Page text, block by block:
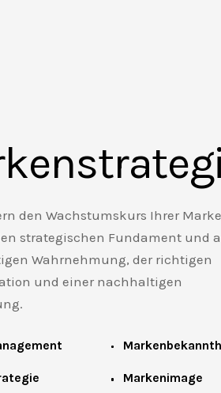
den Wachstumskurs Ihrer
strategischen Fundament und
Wahrnehmung, der richtigen
und einer nachhaltigen
Markenimage